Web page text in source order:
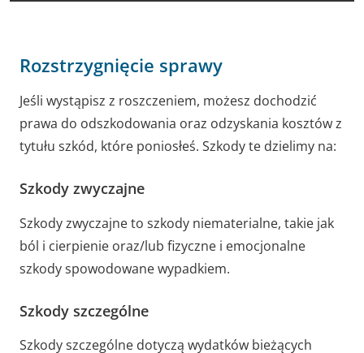
Rozstrzygnięcie sprawy
Jeśli wystąpisz z roszczeniem, możesz dochodzić
prawa do odszkodowania oraz odzyskania kosztów z
tytułu szkód, które poniosłeś. Szkody te dzielimy na:
Szkody zwyczajne
Szkody zwyczajne to szkody niematerialne, takie jak
ból i cierpienie oraz/lub fizyczne i emocjonalne
szkody spowodowane wypadkiem.
Szkody szczególne
Szkody szczególne dotyczą wydatków bieżących